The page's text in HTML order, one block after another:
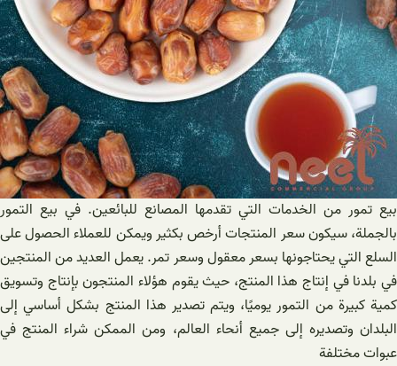
بيع تمور من الخدمات التي تقدمها المصانع للبائعين. في بيع التمور
بالجملة، سيكون سعر المنتجات أرخص بكثير ويمكن للعملاء الحصول على
السلع التي يحتاجونها بسعر معقول وسعر تمر. يعمل العديد من المنتجين
في بلدنا في إنتاج هذا المنتج، حيث يقوم هؤلاء المنتجون بإنتاج وتسويق
كمية كبيرة من التمور يوميًا، ويتم تصدير هذا المنتج بشكل أساسي إلى
البلدان وتصديره إلى جميع أنحاء العالم، ومن الممكن شراء المنتج في
عبوات مختلفة